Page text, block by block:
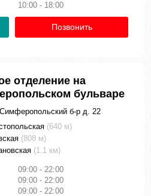
10:00 - 18:00
Позвонить
отделение на
бульваре
б-р д. 22
(640 м)
(808 м)
(1.1 км)
09:00 - 22:00
09:00 - 22:00
09:00 - 22:00